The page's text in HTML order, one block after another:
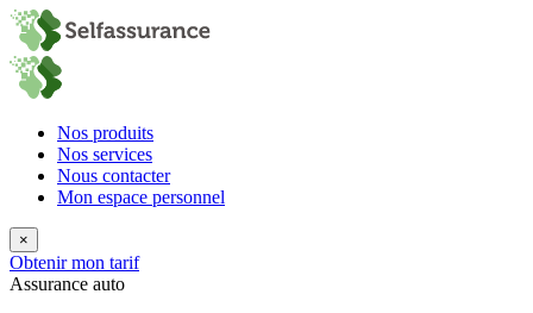
Nos produits
Nos services
Nous contacter
Mon espace personnel
×
Obtenir mon tarif
Assurance auto